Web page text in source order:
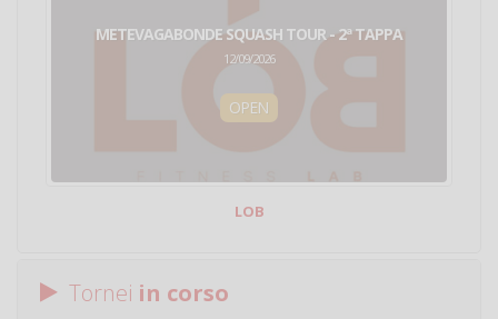
METEVAGABONDE SQUASH TOUR - 2ª TAPPA
12/09/2026
OPEN
LOB
Tornei in corso